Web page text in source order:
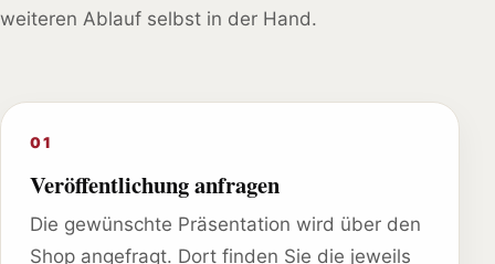
weiteren Ablauf selbst in der Hand.
01
Veröffentlichung anfragen
Die gewünschte Präsentation wird über den
Shop angefragt. Dort finden Sie die jeweils